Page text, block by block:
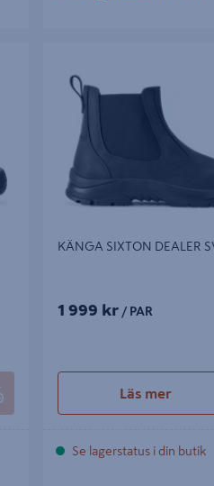
KÄNGA SIXTON DEALER
1 999 kr / PAR
Läs mer
Se lagerstatus i din butik